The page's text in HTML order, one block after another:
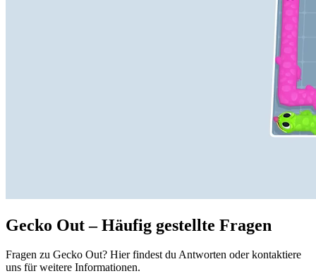
Gecko Out – Häufig gestellte Fragen
Fragen zu Gecko Out? Hier findest du Antworten oder kontaktiere
uns für weitere Informationen.